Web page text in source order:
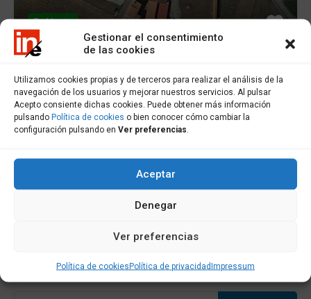
Gestionar el consentimiento
de las cookies
Utilizamos cookies propias y de terceros para realizar el análisis de la
navegación de los usuarios y mejorar nuestros servicios. Al pulsar
Acepto consiente dichas cookies. Puede obtener más información
pulsando Política de cookies o bien conocer cómo cambiar la
configuración pulsando en Ver preferencias
Aceptar
Denegar
Ver preferencias
Política de cookiesPolítica de privacidadImpressum
En Venta
Solar en venta en Xaviña – S000542
Solar en venta en Xaviña. Finca en el centro del…